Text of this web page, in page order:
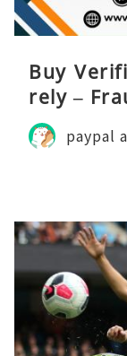
Buy
rely –
paypal